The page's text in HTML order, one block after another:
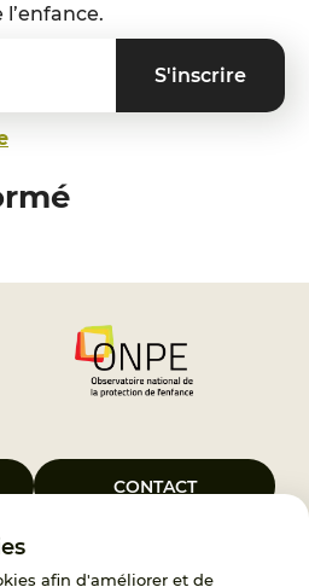
afin d'améliorer et de
CONTACT
France Enfance Protégée, créé le 5
les missions de service public du